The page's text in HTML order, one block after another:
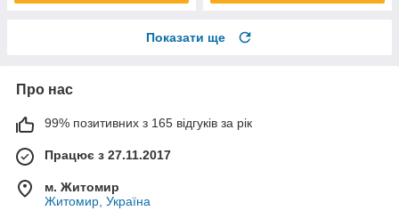
Показати ще
Про нас
99% позитивних з 165 відгуків за рік
Працює з 27.11.2017
м. Житомир
Житомир, Україна